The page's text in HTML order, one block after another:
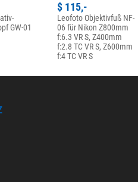
GW-01
$ 115,-
Leofoto Objektivfuß NF-
06 für Nikon Z800mm
f:6.3 VR S, Z400mm
f:2.8 TC VR S, Z600mm
f:4 TC VR S